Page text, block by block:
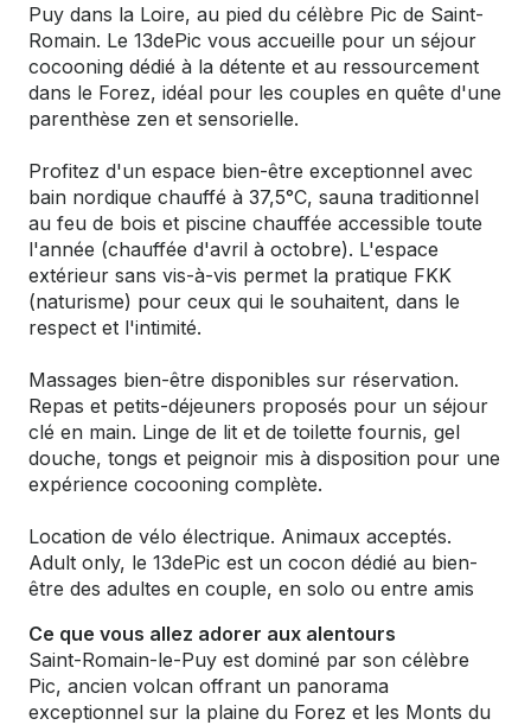
Puy dans la Loire, au pied du célèbre Pic de Saint-
Romain. Le 13dePic vous accueille pour un séjour
cocooning dédié à la détente et au ressourcement
dans le Forez, idéal pour les couples en quête d'une
parenthèse zen et sensorielle.
Profitez d'un espace bien-être exceptionnel avec
bain nordique chauffé à 37,5°C, sauna traditionnel
au feu de bois et piscine chauffée accessible toute
l'année (chauffée d'avril à octobre). L'espace
extérieur sans vis-à-vis permet la pratique FKK
(naturisme) pour ceux qui le souhaitent, dans le
respect et l'intimité.
Massages bien-être disponibles sur réservation.
Repas et petits-déjeuners proposés pour un séjour
clé en main. Linge de lit et de toilette fournis, gel
douche, tongs et peignoir mis à disposition pour une
expérience cocooning complète.
Location de vélo électrique. Animaux acceptés.
Adult only, le 13dePic est un cocon dédié au bien-
être des adultes en couple, en solo ou entre amis
Ce que vous allez adorer aux alentours
Saint-Romain-le-Puy est dominé par son célèbre
Pic, ancien volcan offrant un panorama
exceptionnel sur la plaine du Forez et les Monts du